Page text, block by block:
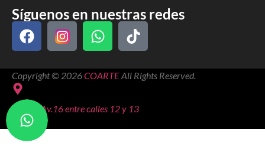
Síguenos en nuestras redes
Copyright © 2026COARTEAll Rights Reserved.
Manta, Av.16 entre calles 12 y 13